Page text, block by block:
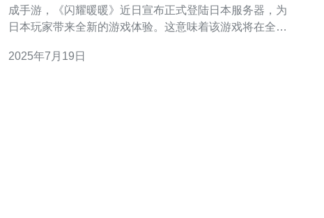
成手游，《闪耀暖暖》近日宣布正式登陆日本服务器，为
日本玩家带来全新的游戏体验。这意味着该游戏将在全球
耀暖暖》作为一款涵盖时尚、养成、竞技等元素的手游，
2025年7月19日